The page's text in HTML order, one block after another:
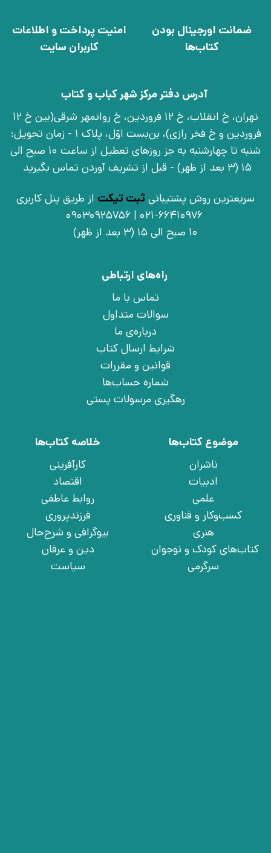
ضمانت اورجینال بودن
کتاب‌ها
امنیت پرداخت و اطلاعات
کاربران سایت
آدرس دفتر مرکز شهر کباب و کتاب
تهران، خ انقلاب، خ 12 فروردین، خ روانمهر شرقی(بین خ 12
فروردین و خ فخر رازی)، بن‌بست اوّل، پلاک 1 - زمان تحویل:
شنبه تا چهارشنبه به جز روزهای تعطیل از ساعت 10 صبح الی
15 (3 بعد از ظهر) - قبل از تشریف آوردن تماس بگیرید
سریعترین روش پشتیبانی ثبت تیکت از طریق پنل کاربری
021-66410976 | 09030925756
10 صبح الی 15 (3 بعد از ظهر)
راه‌های ارتباطی
تماس با ما
سوالات متداول
درباره‌ی ما
شرایط ارسال کتاب
قوانین و مقررات
شماره حساب‌ها
رهگیری مرسولات پستی
موضوع کتاب‌ها
ناشران
ادبیات
علمی
کسب‌وکار و فناوری
هنری
کتاب‌های کودک و نوجوان
سرگرمی
خلاصه کتاب‌ها
کارآفرینی
اقتصاد
روابط عاطفی
فرزندپروری
بیوگرافی و شرح‌حال
دین و عرفان
سیاست